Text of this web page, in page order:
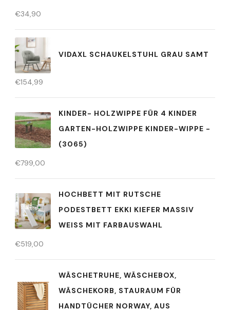
€34,90
VIDAXL SCHAUKELSTUHL GRAU SAMT
€154,99
KINDER- HOLZWIPPE FÜR 4 KINDER
GARTEN-HOLZWIPPE KINDER-WIPPE -
(3065)
€799,00
HOCHBETT MIT RUTSCHE
PODESTBETT EKKI KIEFER MASSIV
WEISS MIT FARBAUSWAHL
€519,00
WÄSCHETRUHE, WÄSCHEBOX,
WÄSCHEKORB, STAURAUM FÜR
HANDTÜCHER NORWAY, AUS